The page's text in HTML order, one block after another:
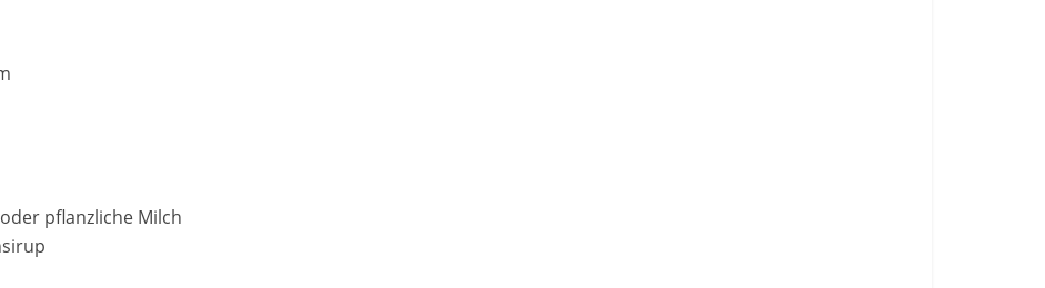
pflanzliche Milch